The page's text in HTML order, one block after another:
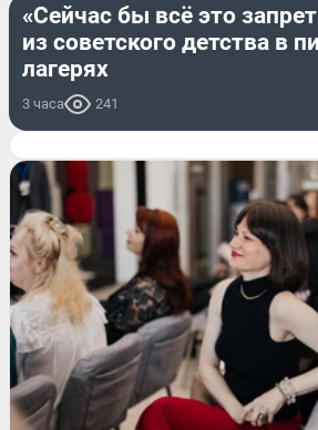
«Сейчас бы всё это
из советского детства в
лагерях
3 часа 241